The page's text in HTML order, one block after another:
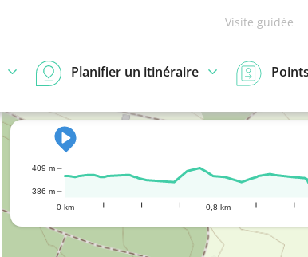
Visite guidée
Planifier un itinéraire
0 km 0,8 km
386 m
409 m